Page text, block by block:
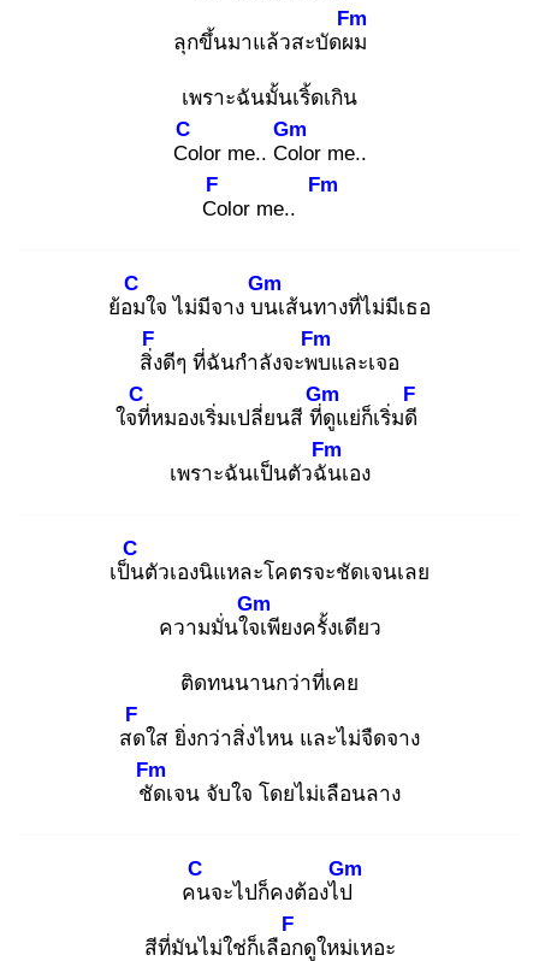
ลุกขึ้นมาแล้วสะบัดผม
Fm
เพราะฉันมั้นเริ้ดเกิน
Co
C
lor me.. Col
Gm
or me..
Co
F
lor me..
Fm
ย้อม
C
ใจ ไม่มีจาง บน
Gm
เส้นทางที่ไม่มีเธอ
สิ่ง
F
ดีๆ ที่ฉันกำลังจะพบ
Fm
และเจอ
ใจที่
C
หมองเริ่มเปลี่ยนสี ที่ดู
Gm
แย่ก็เริ่มดี
F
เพราะฉันเป็นตัวฉัน
Fm
เอง
เป็น
C
ตัวเองนิแหละโคตรจะชัดเจนเลย
ความมั่นใจเ
Gm
พียงครั้งเดียว
ติดทนนานกว่าที่เคย
สด
F
ใส ยิ่งกว่าสิ่งไหน และไม่จืดจาง
ชัด
Fm
เจน จับใจ โดยไม่เลือนลาง
คน
C
จะไปก็คงต้องไป
Gm
สีที่มันไม่ใช่ก็เลือก
F
ดูใหม่เหอะ